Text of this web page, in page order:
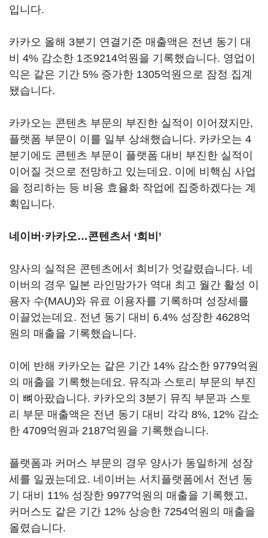
입니다.
카카오 올해 3분기 연결기준 매출액은 전년 동기 대
비 4% 감소한 1조9214억원을 기록했습니다. 영업이
익은 같은 기간 5% 증가한 1305억원으로 잠정 집계
됐습니다.
카카오는 콘텐츠 부문의 부진한 실적이 이어졌지만,
플랫폼 부문이 이를 일부 상쇄했습니다. 카카오는 4
분기에도 콘텐츠 부문이 플랫폼 대비 부진한 실적이
이어질 것으로 전망하고 있는데요. 이에 비핵심 사업
을 정리하는 등 비용 효율화 작업에 집중하겠다는 계
획입니다.
네이버·카카오…콘텐츠서 ‘희비 ’
양사의 실적은 콘텐츠에서 희비가 엇갈렸습니다. 네
이버의 경우 일본 라인망가가 역대 최고 월간 활성 이
용자 수(MAU)와 유료 이용자를 기록하며 성장세를
이끌었는데요. 전년 동기 대비 6.4% 성장한 4628억
원의 매출을 기록했습니다.
이에 반해 카카오는 같은 기간 14% 감소한 9779억원
의 매출을 기록했는데요. 뮤직과 스토리 부문의 부진
이 뼈아팠습니다. 카카오의 3분기 뮤직 부문과 스토
리 부문 매출액은 전년 동기 대비 각각 8%, 12% 감소
한 4709억원과 2187억원을 기록했습니다.
플랫폼과 커머스 부문의 경우 양사가 동일하게 성장
세를 일궜는데요. 네이버는 서치플랫폼에서 전년 동
기 대비 11% 성장한 9977억원의 매출을 기록했고,
커머스도 같은 기간 12% 상승한 7254억원의 매출을
올렸습니다.